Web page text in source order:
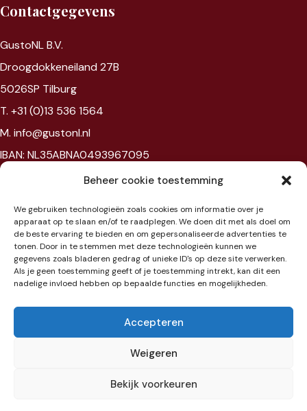
Beheer cookie toestemming
We gebruiken technologieën zoals cookies om informatie over je
apparaat op te slaan en/of te raadplegen. We doen dit met als doel om
de beste ervaring te bieden en om gepersonaliseerde advertenties te
tonen. Door in te stemmen met deze technologieën kunnen we
gegevens zoals bladeren gedrag of unieke ID's op deze site verwerken.
Als je geen toestemming geeft of je toestemming intrekt, kan dit een
nadelige invloed hebben op bepaalde functies en mogelijkheden.
Accepteren
Weigeren
Bekijk voorkeuren
Contactgegevens
GustoNL B.V.
Droogdokkeneiland 27B
5026SP Tilburg
T. +31 (0)13 536 1564
M. info@gustonl.nl
IBAN: NL35ABNA0493967095
VAT: NL867594172B01
BTW: NL867594172B01
Showroom
Jaarbeursplein 6
3521 AL Utrecht
Etage 3